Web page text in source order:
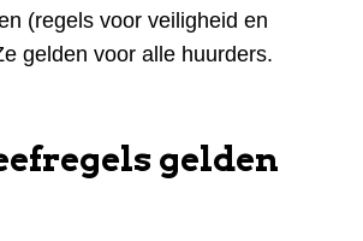
(regels voor veiligheid en
gelden voor alle huurders.
gelden